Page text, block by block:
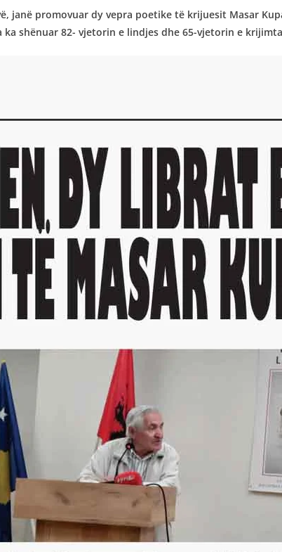
janë promovuar dy vepra poetike të krijuesit Masar
shënuar 82- vjetorin e lindjes dhe 65-vjetorin e